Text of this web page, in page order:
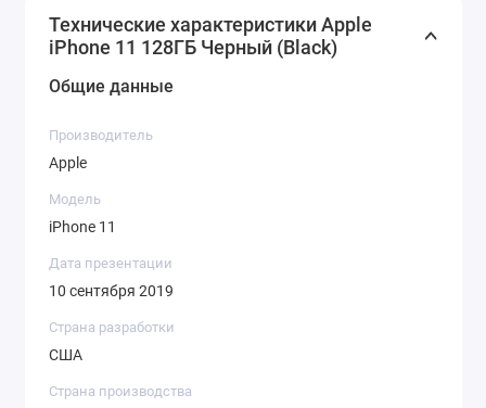
Технические характеристики Apple
iPhone 11 128ГБ Черный (Black)
Общие данные
Производитель
Apple
Модель
iPhone 11
Дата презентации
10 сентября 2019
Страна разработки
США
Страна производства